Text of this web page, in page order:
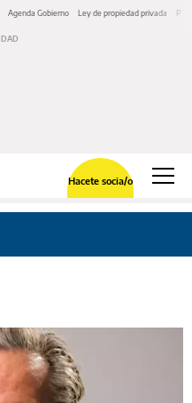
Agenda Gobierno Ley de propiedad privada
Hacete socia/o